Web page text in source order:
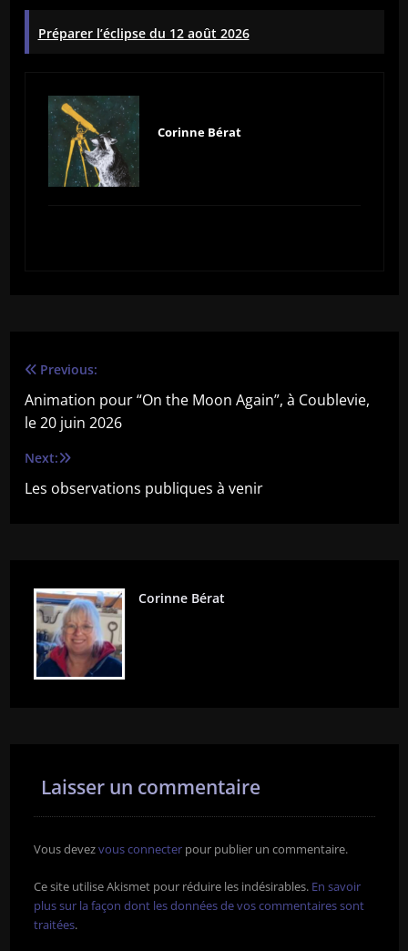
Préparer l’éclipse du 12 août 2026
Corinne Bérat
Navigation
de
l’article
Previous:
Animation pour “On the Moon Again”, à Coublevie,
le 20 juin 2026
Next:
Les observations publiques à venir
Corinne Bérat
Laisser un commentaire
Vous devezvous connecterpour publier un commentaire.
Ce site utilise Akismet pour réduire les indésirables. En savoir
plus sur la façon dont les données de vos commentaires sont
traitées.